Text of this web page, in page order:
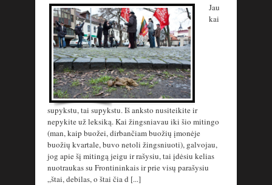
Jau
kai
supykstu, tai supykstu. Iš anksto nusiteikite ir
nepykite už leksiką. Kai žingsniavau iki šio mitingo
(man, kaip buožei, dirbančiam buožių įmonėje
buožių kvartale, buvo netoli žingsniuoti), galvojau,
jog apie šį mitingą jeigu ir rašysiu, tai įdėsiu kelias
nuotraukas su Frontininkais ir prie visų parašysiu
„štai, debilas, o štai čia d [...]